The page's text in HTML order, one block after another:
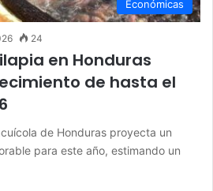
Económicas
24
en Honduras
de hasta el
de Honduras proyecta un
para este año, estimando un